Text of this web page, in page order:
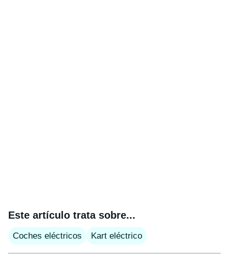
Este artículo trata sobre...
Coches eléctricos Kart eléctrico